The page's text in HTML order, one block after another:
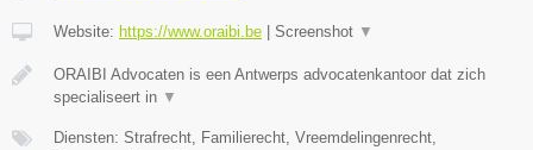
Website: https://www.oraibi.be | Screenshot ▼
ORAIBI Advocaten is een Antwerps advocatenkantoor dat zich
specialiseert in ▼
Diensten: Strafrecht, Familierecht, Vreemdelingenrecht,